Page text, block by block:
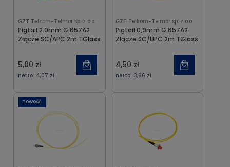
GZT Telkom-Telmor sp. z o.o.
Pigtail 2.0mm G.657A2
Złącze SC/APC 2m TGlass
5,00 zł
netto: 4,07 zł
GZT Telkom-Telmor sp. z o.o.
Pigtail 0,9mm G.657A2
Złącze SC/UPC 2m TGlass
4,50 zł
netto: 3,66 zł
nowość